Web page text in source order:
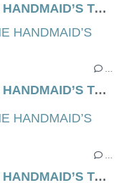
SAISON 6 - ÉPISODE 7 DE THE HANDMAID’S TALE (SHATTERED)
…
SAISON 6 - ÉPISODE 6 DE THE HANDMAID’S TALE (SURPRISE)
SAISON 6 - ÉPISODE 9 DE THE HANDMAID’S TALE (EXECUTION)